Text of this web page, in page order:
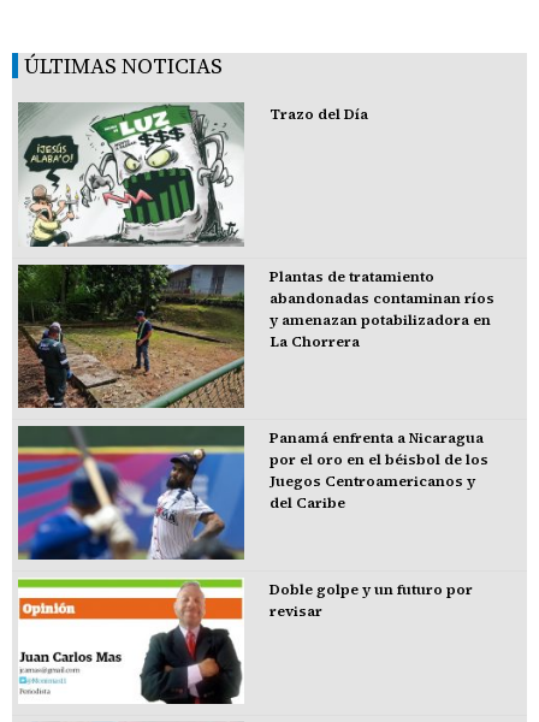
ÚLTIMAS NOTICIAS
Trazo del Día
Plantas de tratamiento
abandonadas contaminan ríos
y amenazan potabilizadora en
La Chorrera
Panamá enfrenta a Nicaragua
por el oro en el béisbol de los
Juegos Centroamericanos y
del Caribe
Doble golpe y un futuro por
revisar